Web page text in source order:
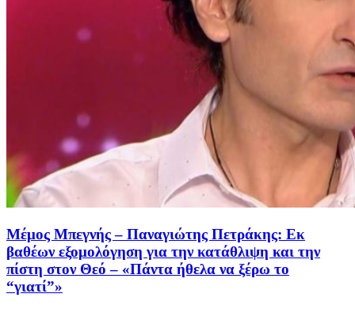
Μέμος Μπεγνής – Παναγιώτης Πετράκης: Εκ
βαθέων εξομολόγηση για την κατάθλιψη και την
πίστη στον Θεό – «Πάντα ήθελα να ξέρω το
“γιατί”»